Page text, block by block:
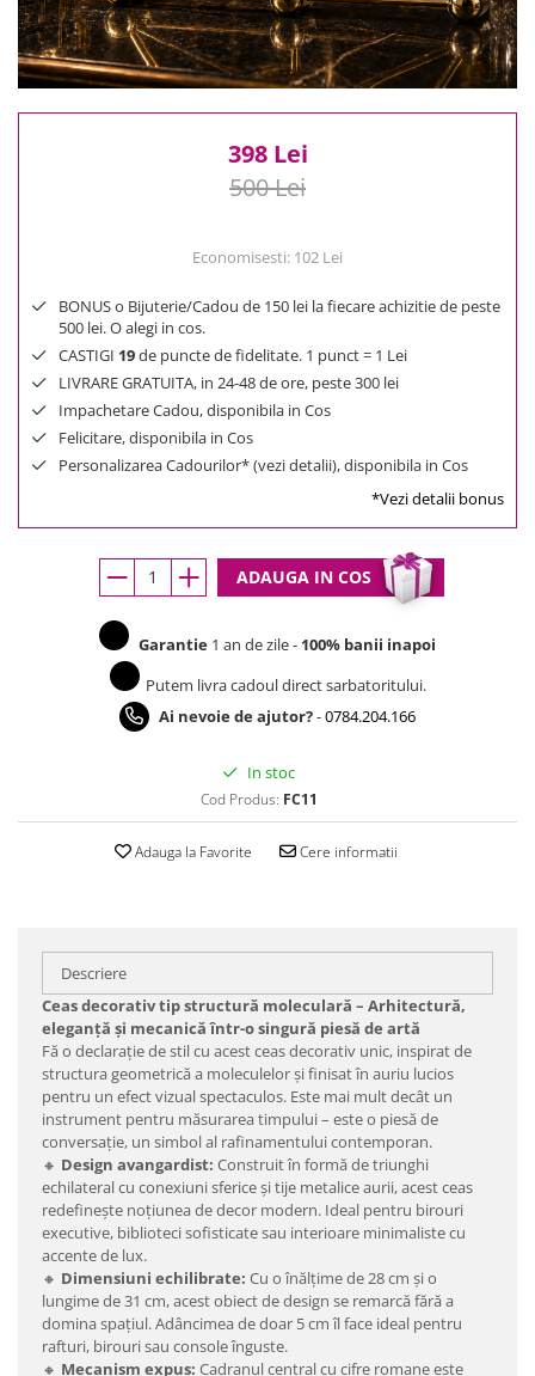
100 Lei - 200 Lei
200 Lei - 300 Lei
300 Lei - 500 Lei
500 Lei - 1000 Lei
398 Lei
500 Lei
Economisesti: 102 Lei
BONUS o Bijuterie/Cadou de 150 lei la fiecare achizitie de peste
500 lei. O alegi in cos.
CASTIGI 19de puncte de fidelitate. 1 punct = 1 Lei
LIVRARE GRATUITA, in 24-48 de ore, peste 300 lei
Impachetare Cadou, disponibila in Cos
Felicitare, disponibila in Cos
Personalizarea Cadourilor* (vezi detalii), disponibila in Cos
*Vezi detalii bonus
ADAUGA IN COS
Garantie 1 an de zile - 100% banii inapoi
Putem livra cadoul direct sarbatoritului.
Ai nevoie de ajutor?-0784.204.166
In stoc
Cod Produs: FC11
Adauga la Favorite Cere informatii
Descriere
Ceas decorativ tip structură moleculară – Arhitectură,
eleganță și mecanică într-o singură piesă de artă
Fă o declarație de stil cu acest ceas decorativ unic, inspirat de
structura geometrică a moleculelor și finisat în auriu lucios
pentru un efect vizual spectaculos. Este mai mult decât un
instrument pentru măsurarea timpului – este o piesă de
conversație, un simbol al rafinamentului contemporan.
🔸 Design avangardist: Construit în formă de triunghi
echilateral cu conexiuni sferice și tije metalice aurii, acest ceas
redefinește noțiunea de decor modern. Ideal pentru birouri
executive, biblioteci sofisticate sau interioare minimaliste cu
accente de lux.
🔸 Dimensiuni echilibrate: Cu o înălțime de 28 cm și o
lungime de 31 cm, acest obiect de design se remarcă fără a
domina spațiul. Adâncimea de doar 5 cm îl face ideal pentru
rafturi, birouri sau console înguste.
🔸 Mecanism expus: Cadranul central cu cifre romane este